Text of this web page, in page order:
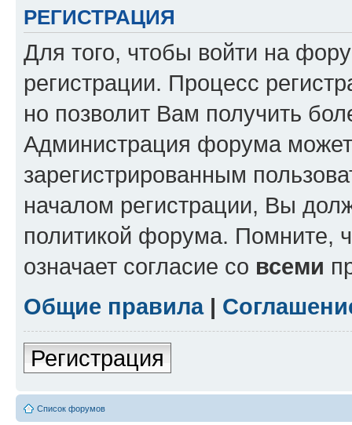
РЕГИСТРАЦИЯ
Для того, чтобы войти на
регистрации. Процесс
но позволит Вам получить
Администрация форума может
зарегистрированным
началом регистрации, Вы
политикой форума. Помните,
означает согласие со всеми
Общие правила|
Регистрация
Список форумов